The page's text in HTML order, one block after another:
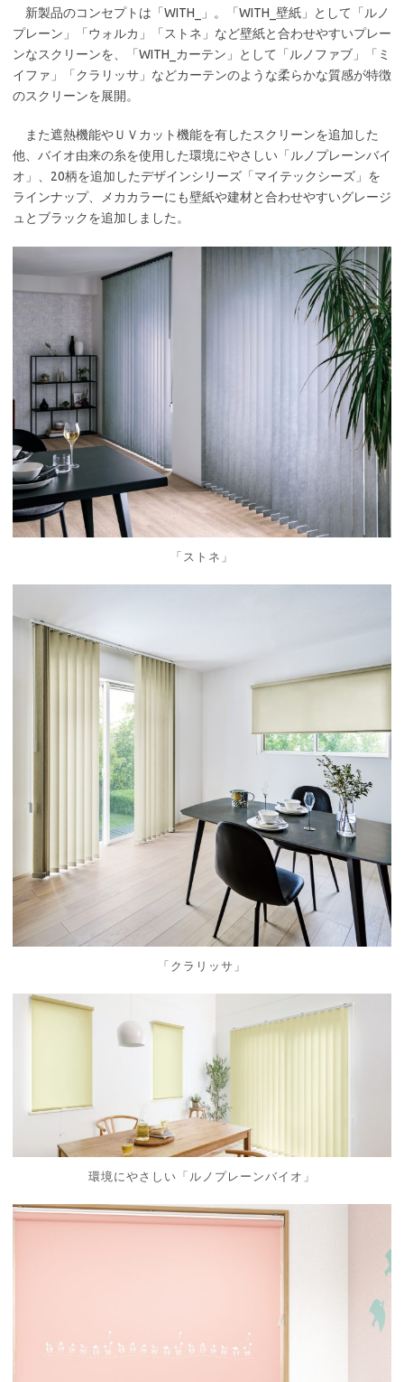
新製品のコンセプトは「WITH_」。「WITH_壁紙」として「ルノ
プレーン」「ウォルカ」「ストネ」など壁紙と合わせやすいプレー
ンなスクリーンを、「WITH_カーテン」として「ルノファブ」「ミ
イファ」「クラリッサ」などカーテンのような柔らかな質感が特徴
のスクリーンを展開。
また遮熱機能やＵＶカット機能を有したスクリーンを追加した
他、バイオ由来の糸を使用した環境にやさしい「ルノプレーンバイ
オ」、20柄を追加したデザインシリーズ「マイテックシーズ」を
ラインナップ、メカカラーにも壁紙や建材と合わせやすいグレージ
ュとブラックを追加しました。
「ストネ」
「クラリッサ」
環境にやさしい「ルノプレーンバイオ」